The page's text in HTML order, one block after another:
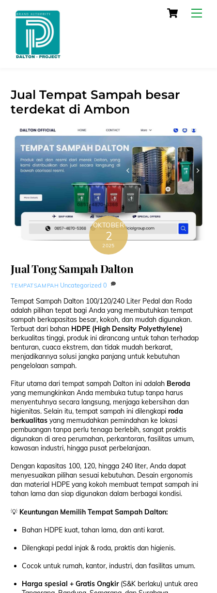
Cart
Jual Tempat Sampah besar
terdekat di Ambon
OKTOBER
2
2025
Jual Tong Sampah Dalton
TEMPATSAMPAH Uncategorized 0
Tempat Sampah Dalton 100/120/240 Liter Pedal dan Roda
adalah pilihan tepat bagi Anda yang membutuhkan tempat
sampah berkapasitas besar, kokoh, dan mudah digunakan.
Terbuat dari bahan HDPE (High Density Polyethylene)
berkualitas tinggi, produk ini dirancang untuk tahan terhadap
benturan, cuaca ekstrem, dan tidak mudah berkarat,
menjadikannya solusi jangka panjang untuk kebutuhan
pengelolaan sampah.
Fitur utama dari tempat sampah Dalton ini adalah Beroda
yang memungkinkan Anda membuka tutup tanpa harus
menyentuhnya secara langsung, menjaga kebersihan dan
higienitas. Selain itu, tempat sampah ini dilengkapiroda
berkualitas yang memudahkan pemindahan ke lokasi
pembuangan tanpa perlu tenaga berlebih, sangat praktis
digunakan di area perumahan, perkantoran, fasilitas umum,
kawasan industri, hingga pusat perbelanjaan.
Dengan kapasitas 100, 120, hingga 240 liter, Anda dapat
menyesuaikan pilihan sesuai kebutuhan. Desain ergonomis
dan material HDPE yang kokoh membuat tempat sampah ini
tahan lama dan siap digunakan dalam berbagai kondisi.
💡 Keuntungan Memilih Tempat Sampah Dalton:
Bahan HDPE kuat, tahan lama, dan anti karat.
Dilengkapi pedal injak & roda, praktis dan higienis.
Cocok untuk rumah, kantor, industri, dan fasilitas umum.
Harga spesial + Gratis Ongkir(S&K berlaku) untuk area